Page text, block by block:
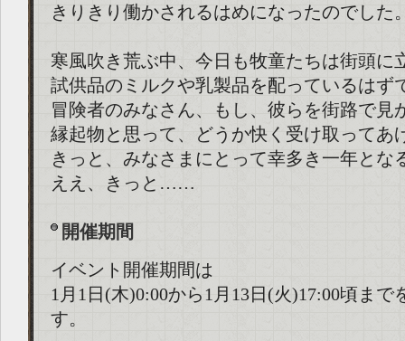
きりきり働かされるはめになったのでした
寒風吹き荒ぶ中、今日も牧童たちは街頭に
試供品のミルクや乳製品を配っているはず
冒険者のみなさん、もし、彼らを街路で見
縁起物と思って、どうか快く受け取ってあ
きっと、みなさまにとって幸多き一年とな
ええ、きっと……
開催期間
イベント開催期間は
1月1日(木)0:00から1月13日(火)17:00頃まで
す。